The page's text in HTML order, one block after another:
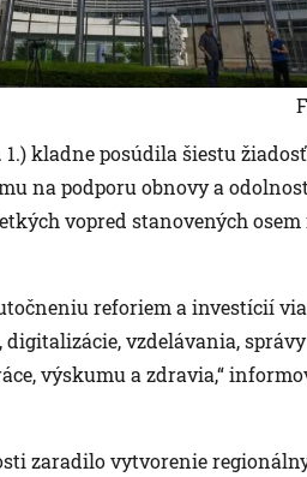
kladne posúdila šiestu
na podporu obnovy a
vopred stanovených
reforiem a investícií
vzdelávania,
výskumu a zdravia,“
zaradilo vytvorenie